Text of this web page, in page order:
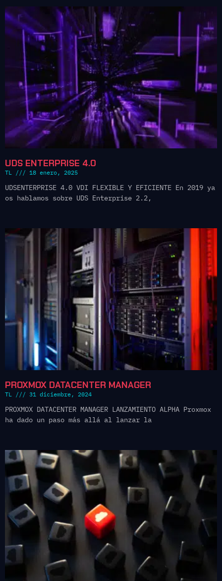
UDS ENTERPRISE 4.0
TL 18 enero, 2025
UDSENTERPRISE 4.0 VDI FLEXIBLE Y EFICIENTE En 2019 ya
os hablamos sobre UDS Enterprise 2.2,
PROXMOX DATACENTER MANAGER
TL 31 diciembre, 2024
PROXMOX DATACENTER MANAGER LANZAMIENTO ALPHA Proxmox
ha dado un paso más allá al lanzar la